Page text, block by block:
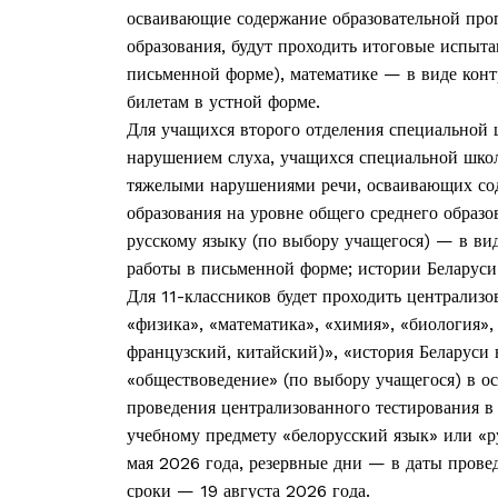
осваивающие содержание образовательной
образования, будут проходить итоговые
письменной форме), математике — в виде
билетам в устной форме.
Для учащихся второго отделения
нарушением слуха, учащихся специальной
тяжелыми нарушениями речи, осваивающих
образования на уровне общего среднего
русскому языку (по выбору учащегося) — в
работы в письменной форме; истории
Для 11-классников будет проходить
«физика», «математика», «химия»,
французский, китайский)», «история
«обществоведение» (по выбору учащегося)
проведения централизованного
учебному предмету «белорусский язык» или
мая 2026 года, резервные дни — в даты
сроки — 19 августа 2026 года.